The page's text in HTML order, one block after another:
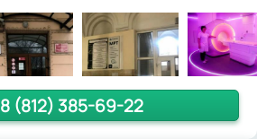
8 (812) 385-69-22